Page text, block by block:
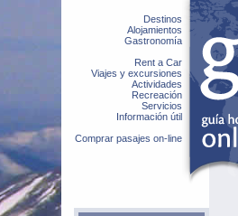
Destinos
Alojamientos
Gastronomía
Rent a Car
Viajes y excursiones
Actividades
Recreación
Servicios
Información útil
Comprar pasajes on-line